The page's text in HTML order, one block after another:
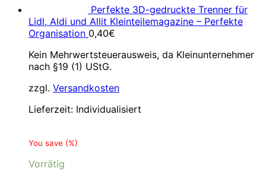
Perfekte 3D-gedruckte Trenner für
Lidl, Aldi und Allit Kleinteilemagazine – Perfekte
Organisation 0,40€
Kein Mehrwertsteuerausweis, da Kleinunternehmer
nach §19 (1) UStG.
zzgl. Versandkosten
Lieferzeit: Individualisiert
You save (%)
Vorrätig